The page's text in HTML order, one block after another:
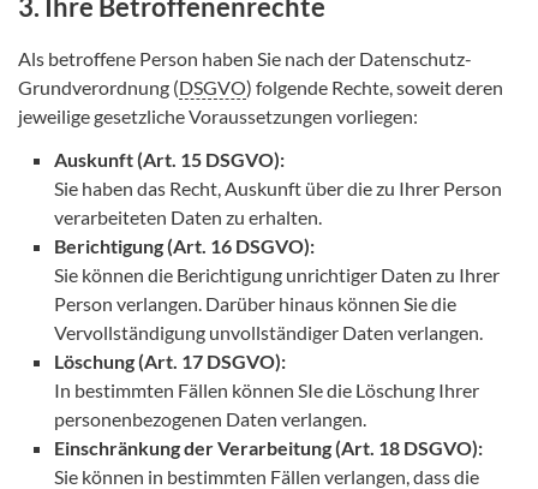
3. Ihre Betroffenenrechte
Als betroffene Person haben Sie nach der Datenschutz-
Grundverordnung (DSGVO) folgende Rechte, soweit deren
jeweilige gesetzliche Voraussetzungen vorliegen:
Auskunft (Art. 15 DSGVO):
Sie haben das Recht, Auskunft über die zu Ihrer Person
verarbeiteten Daten zu erhalten.
Berichtigung (Art. 16 DSGVO):
Sie können die Berichtigung unrichtiger Daten zu Ihrer
Person verlangen. Darüber hinaus können Sie die
Vervollständigung unvollständiger Daten verlangen.
Löschung (Art. 17 DSGVO):
In bestimmten Fällen können SIe die Löschung Ihrer
personenbezogenen Daten verlangen.
Einschränkung der Verarbeitung (Art. 18 DSGVO):
Sie können in bestimmten Fällen verlangen, dass die